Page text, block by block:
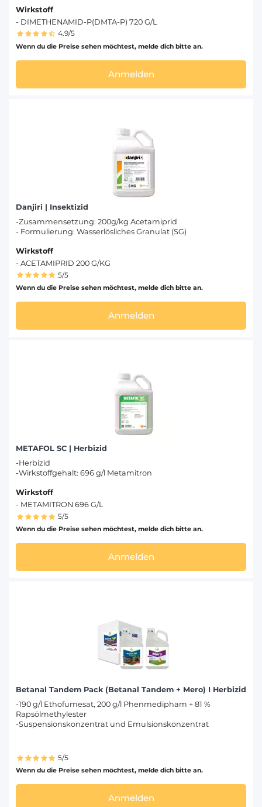
Wirkstoff
- DIMETHENAMID-P(DMTA-P) 720 G/L
4.9/5
Wenn du die Preise sehen möchtest, melde dich bitte an.
Anmelden
Danjiri | Insektizid
-Zusammensetzung: 200g/kg Acetamiprid
- Formulierung: Wasserlösliches Granulat (SG)
Wirkstoff
- ACETAMIPRID 200 G/KG
5/5
Wenn du die Preise sehen möchtest, melde dich bitte an.
Anmelden
METAFOL SC | Herbizid
-Herbizid
-Wirkstoffgehalt: 696 g/l Metamitron
Wirkstoff
- METAMITRON 696 G/L
5/5
Wenn du die Preise sehen möchtest, melde dich bitte an.
Anmelden
Betanal Tandem Pack (Betanal Tandem + Mero) I Herbizid
-190 g/l Ethofumesat, 200 g/l Phenmedipham + 81 %
Rapsölmethylester
-Suspensionskonzentrat und Emulsionskonzentrat
5/5
Wenn du die Preise sehen möchtest, melde dich bitte an.
Anmelden